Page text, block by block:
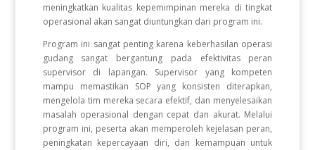
meningkatkan kualitas kepemimpinan mereka di tingkat
operasional akan sangat diuntungkan dari program ini.
Program ini sangat penting karena keberhasilan operasi
gudang sangat bergantung pada efektivitas peran
supervisor di lapangan. Supervisor yang kompeten
mampu memastikan SOP yang konsisten diterapkan,
mengelola tim mereka secara efektif, dan menyelesaikan
masalah operasional dengan cepat dan akurat. Melalui
program ini, peserta akan memperoleh kejelasan peran,
peningkatan kepercayaan diri, dan kemampuan untuk